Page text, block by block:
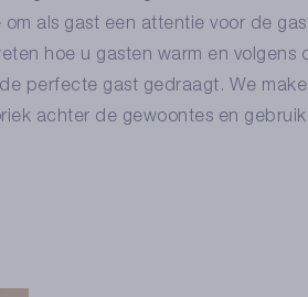
als gast een attentie voor de
hoe u gasten warm en volgens
perfecte gast gedraagt. We
achter de gewoontes en